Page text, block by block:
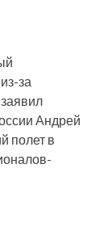
за
Андрей
полет в